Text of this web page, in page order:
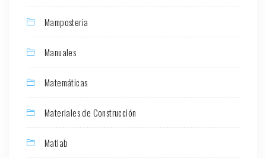
Mamposteria
Manuales
Matemáticas
Materiales de Construcción
Matlab